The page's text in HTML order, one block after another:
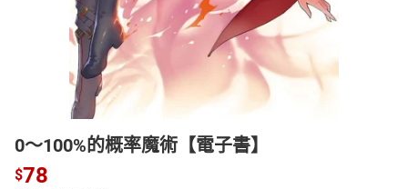
0～100%的概率魔術【電子書】
$78